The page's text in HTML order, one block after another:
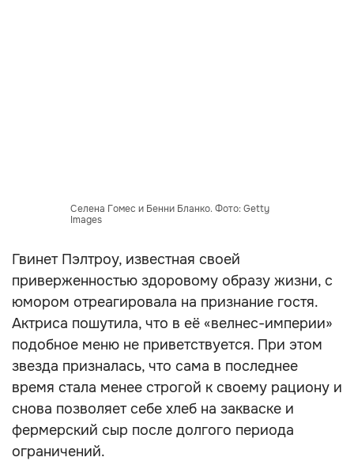
Селена Гомес и Бенни Бланко. Фото: Getty
Images
Гвинет Пэлтроу, известная своей
приверженностью здоровому образу жизни, с
юмором отреагировала на признание гостя.
Актриса пошутила, что в её «велнес-империи»
подобное меню не приветствуется. При этом
звезда призналась, что сама в последнее
время стала менее строгой к своему рациону и
снова позволяет себе хлеб на закваске и
фермерский сыр после долгого периода
ограничений.